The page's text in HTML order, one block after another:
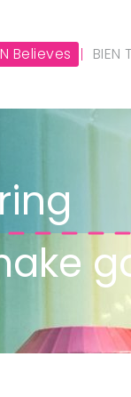
Believes BIEN